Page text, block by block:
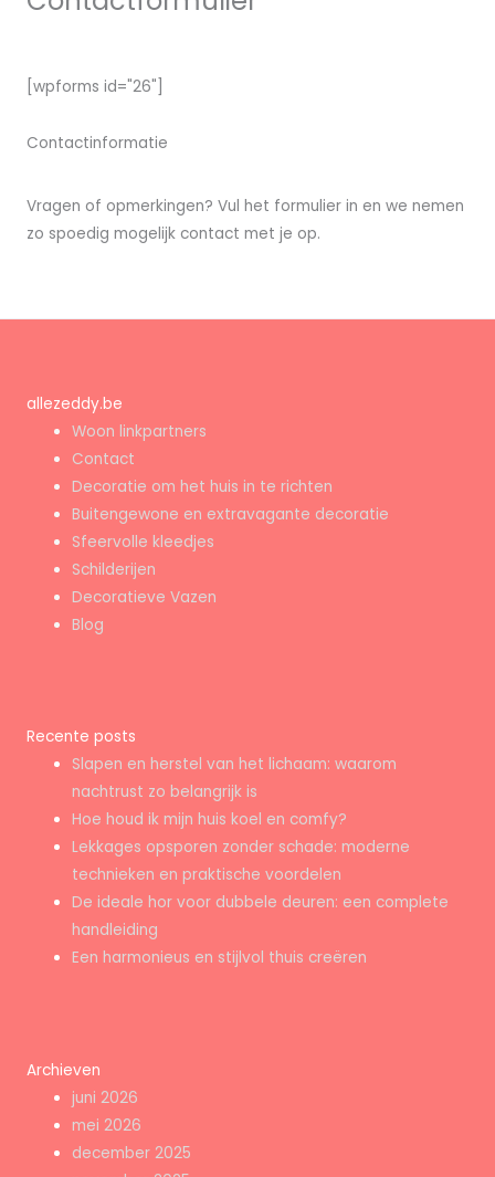
[wpforms id="26"]
Contactinformatie
Vragen of opmerkingen? Vul het formulier in en we nemen
zo spoedig mogelijk contact met je op.
allezeddy.be
Woon linkpartners
Contact
Decoratie om het huis in te richten
Buitengewone en extravagante decoratie
Sfeervolle kleedjes
Schilderijen
Decoratieve Vazen
Blog
Recente posts
Slapen en herstel van het lichaam: waarom
nachtrust zo belangrijk is
Hoe houd ik mijn huis koel en comfy?
Lekkages opsporen zonder schade: moderne
technieken en praktische voordelen
De ideale hor voor dubbele deuren: een complete
handleiding
Een harmonieus en stijlvol thuis creëren
Archieven
juni 2026
mei 2026
december 2025